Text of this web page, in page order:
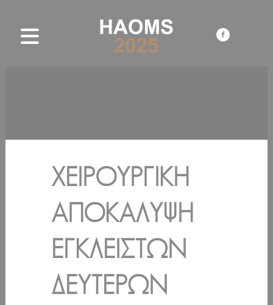
ΧΕΙΡΟΥΡΓΙΚΉ
ΑΠΟΚΆΛΥΨΗ
ΕΓΚΛΕΊΣΤΩΝ
ΔΕΥΤΈΡΩΝ